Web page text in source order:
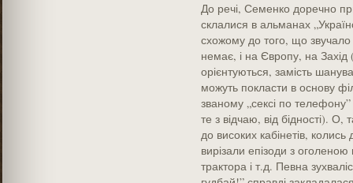
До речі, Семенко доречно
склалися в альманах
схожому до того, що звучало
немає, і на Європу, на Захід
орієнтуються, замість
можуть покласти в основу
званому „сексі по
те з відчаю, від бідності). О,
до високих кабінетів,
вирізали епізоди з
трактора і т.д. Певна